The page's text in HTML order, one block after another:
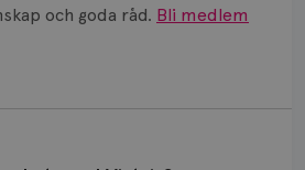
och goda råd. Bli medlem